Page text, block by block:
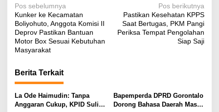
N
a
v
i
a
s
i
Pos sebelumnya
Kunker ke Kecamatan
Boliyohuto, Anggota Komisi II
Deprov Pastikan Bantuan
Motor Box Sesuai Kebutuhan
Masyarakat
Pos berikutnya
Pastikan Kesehatan KPPS
Saat Bertugas, PKM Pangi
Periksa Tempat Pengolahan
Siap Saji
Berita Terkait
La Ode Haimudin: Tanpa
Anggaran Cukup, KPID Sulit
Bapemperda DPRD Gorontalo
Dorong Bahasa Daerah Masuk